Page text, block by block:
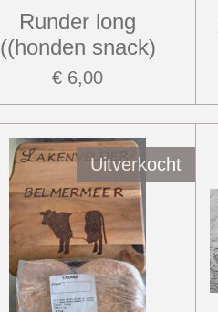
Runder long
((honden snack)
€ 6,00
Uitverkocht